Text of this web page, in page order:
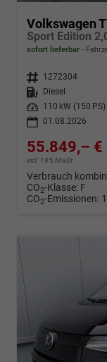
Volkswagen
Sport Edition
sofort lieferbar
Fahrzeugnr. 1272304
Kraftstoff
Diesel
Leistung
110 kW (150 PS)
01.08.2026
55.849,– €
incl. 19% MwSt.
Verbrauch
CO2-Klasse: F
CO2-Emissionen: